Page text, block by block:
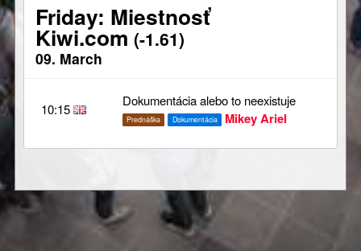
Friday: Miestnosť
Kiwi.com (-1.61)
09. March
10:15
Dokumentácia alebo to neexistuje
Prednáška Dokumentácia Mikey Ariel